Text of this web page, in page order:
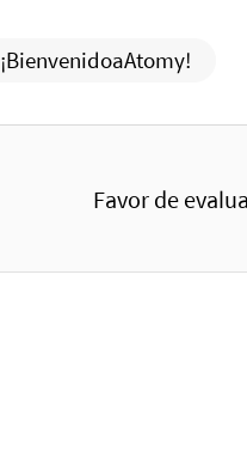
¡BienvenidoaAtomy!
Favor de